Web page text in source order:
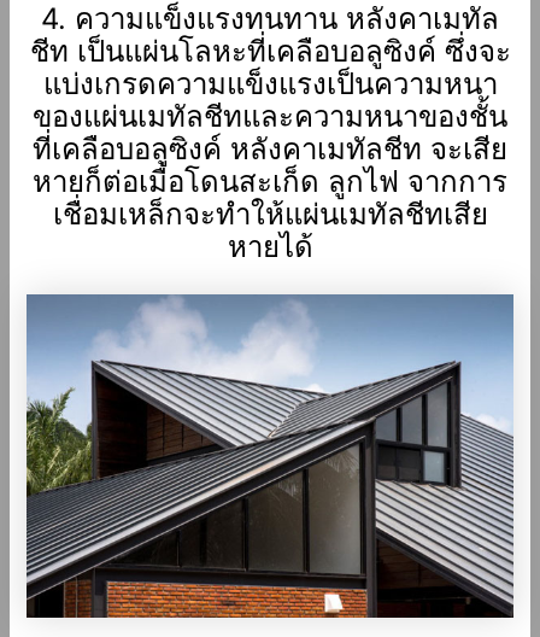
4. ความแข็งแรงทนทาน หลังคาเมทัล
ชีท เป็นแผ่นโลหะที่เคลือบอลูซิงค์ ซึ่งจะ
แบ่งเกรดความแข็งแรงเป็นความหนา
ของแผ่นเมทัลชีทและความหนาของชั้น
ที่เคลือบอลูซิงค์ หลังคาเมทัลชีท จะเสีย
หายก็ต่อเมื่อโดนสะเก็ด ลูกไฟ จากการ
เชื่อมเหล็กจะทำให้แผ่นเมทัลชีทเสีย
หายได้